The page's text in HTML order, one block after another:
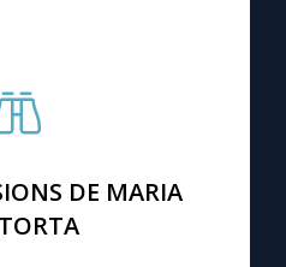
DE MARIA